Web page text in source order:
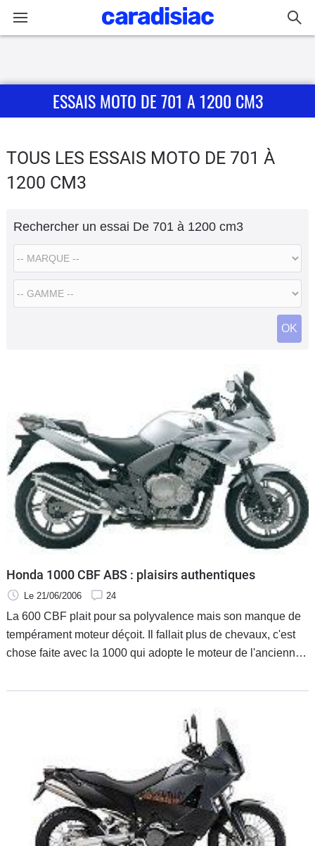
Avis
Forum
Services
Auto
ESSAIS MOTO DE 701 A 1200 CM3
TOUS LES ESSAIS MOTO DE 701 À
1200 CM3
Rechercher un essai De 701 à 1200 cm3
OK
Honda 1000 CBF ABS : plaisirs authentiques
Le 21/06/2006 24
La 600 CBF plait pour sa polyvalence mais son manque de
tempérament moteur déçoit. Il fallait plus de chevaux, c'est
chose faite avec la 1000 qui adopte le moteur de l'ancienne
70 chevaux.